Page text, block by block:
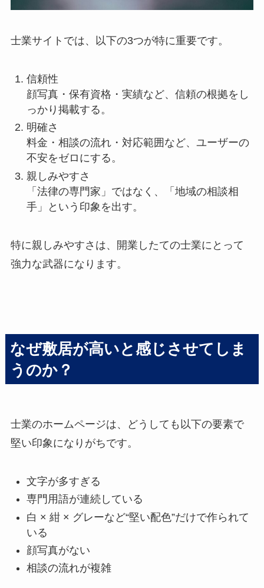
士業サイトでは、以下の3つが特に重要です。
信頼性
顔写真・保有資格・実績など、信頼の根拠をし
っかり掲載する。
明確さ
料金・相談の流れ・対応範囲など、ユーザーの
不安をゼロにする。
親しみやすさ
「法律の専門家」ではなく、「地域の相談相
手」という印象を出す。
特に親しみやすさは、開業したての士業にとって
強力な武器になります。
なぜ敷居が高いと感じさせてしま
うのか？
士業のホームページは、どうしても以下の要素で
堅い印象になりがちです。
文字が多すぎる
専門用語が連続している
白 × 紺 × グレーなど“堅い配色”だけで作られて
いる
顔写真がない
相談の流れが複雑